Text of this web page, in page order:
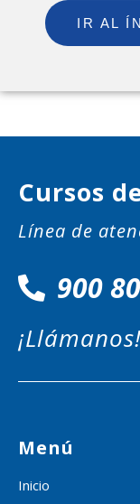
IR AL
Cursos
Línea de
900
¡Llámanos!
Menú
Inicio